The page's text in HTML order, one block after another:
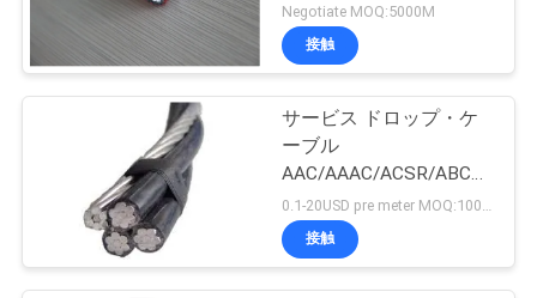
Negotiate MOQ:5000M
接触
サービス ドロップ・ケ
ーブル
AAC/AAAC/ACSR/ABCの
アンテナは電気ケーブル
を束ねた
0.1-20USD pre meter MOQ:1000メートル
接触